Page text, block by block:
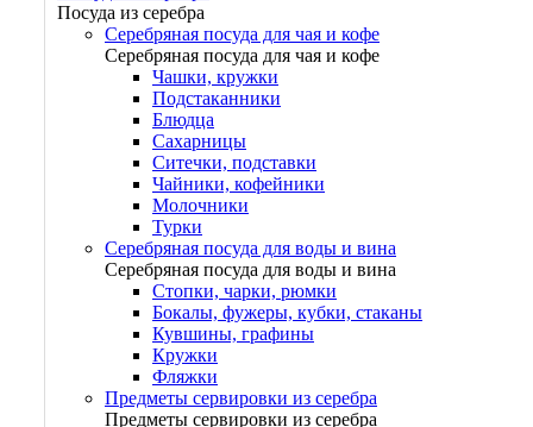
Посуда из серебра
Серебряная посуда для чая и кофе
Серебряная посуда для чая и кофе
Чашки, кружки
Подстаканники
Блюдца
Сахарницы
Ситечки, подставки
Чайники, кофейники
Молочники
Турки
Серебряная посуда для воды и вина
Серебряная посуда для воды и вина
Стопки, чарки, рюмки
Бокалы, фужеры, кубки, стаканы
Кувшины, графины
Кружки
Фляжки
Предметы сервировки из серебра
Предметы сервировки из серебра